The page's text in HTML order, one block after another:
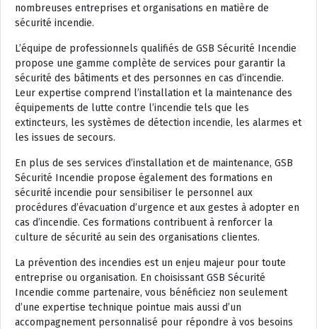
nombreuses entreprises et organisations en matière de
sécurité incendie.
L’équipe de professionnels qualifiés de GSB Sécurité Incendie
propose une gamme complète de services pour garantir la
sécurité des bâtiments et des personnes en cas d’incendie.
Leur expertise comprend l’installation et la maintenance des
équipements de lutte contre l’incendie tels que les
extincteurs, les systèmes de détection incendie, les alarmes et
les issues de secours.
En plus de ses services d’installation et de maintenance, GSB
Sécurité Incendie propose également des formations en
sécurité incendie pour sensibiliser le personnel aux
procédures d’évacuation d’urgence et aux gestes à adopter en
cas d’incendie. Ces formations contribuent à renforcer la
culture de sécurité au sein des organisations clientes.
La prévention des incendies est un enjeu majeur pour toute
entreprise ou organisation. En choisissant GSB Sécurité
Incendie comme partenaire, vous bénéficiez non seulement
d’une expertise technique pointue mais aussi d’un
accompagnement personnalisé pour répondre à vos besoins